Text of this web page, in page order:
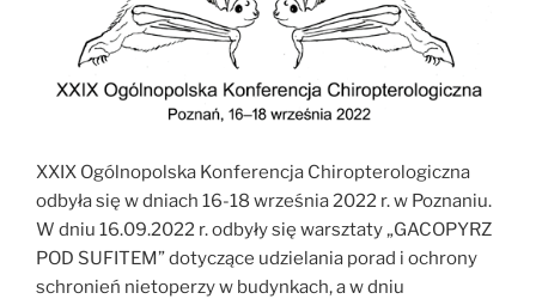
XXIX Ogólnopolska Konferencja Chiropterologiczna
odbyła się w dniach 16-18 września 2022 r. w Poznaniu.
W dniu 16.09.2022 r. odbyły się warsztaty „GACOPYRZ
POD SUFITEM” dotyczące udzielania porad i ochrony
schronień nietoperzy w budynkach, a w dniu